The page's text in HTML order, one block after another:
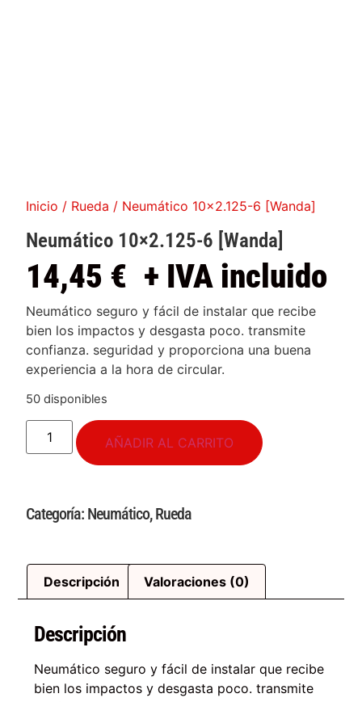
Inicio / Rueda / Neumático 10×2.125-6 [Wanda]
Neumático 10×2.125-6 [Wanda]
14,45 € + IVA incluido
Neumático seguro y fácil de instalar que recibe
bien los impactos y desgasta poco. transmite
confianza. seguridad y proporciona una buena
experiencia a la hora de circular.
50 disponibles
AÑADIR AL CARRITO
Categoría: Neumático,Rueda
Descripción Valoraciones (0)
Descripción
Neumático seguro y fácil de instalar que recibe
bien los impactos y desgasta poco. transmite